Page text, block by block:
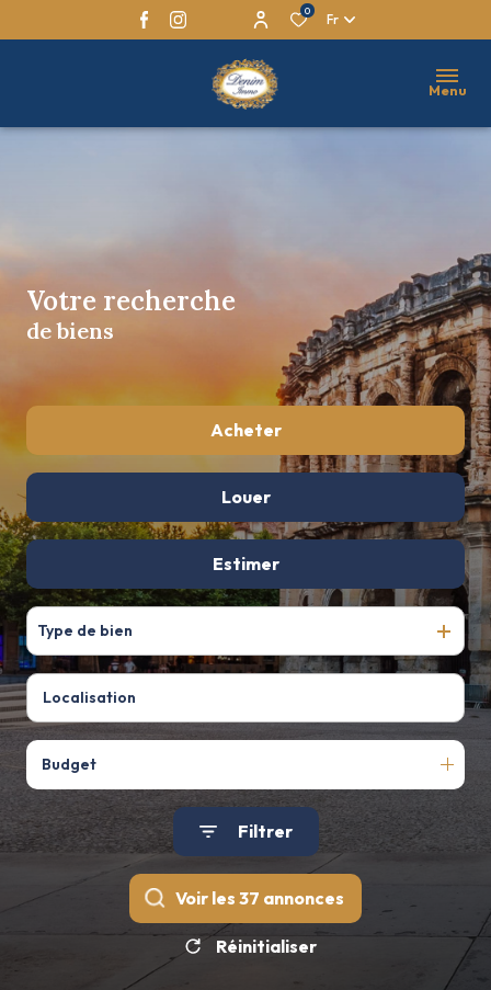
0
Fr
Menu
Votre recherche
de biens
Acheter
De l'immo pro
Louer
Estimer
Type de bien
Budget
Filtrer
Voir les 37 annonces
Réinitialiser